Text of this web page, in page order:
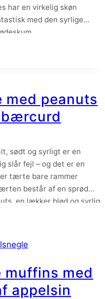
har en virkelig skøn
med den syrlige
peanuts
sødt og syrligt er en
slår fejl – og det er en
tærte bare rammer
består af en sprød
en lækker blød og syrlig
med
var…
muffins med
appelsin